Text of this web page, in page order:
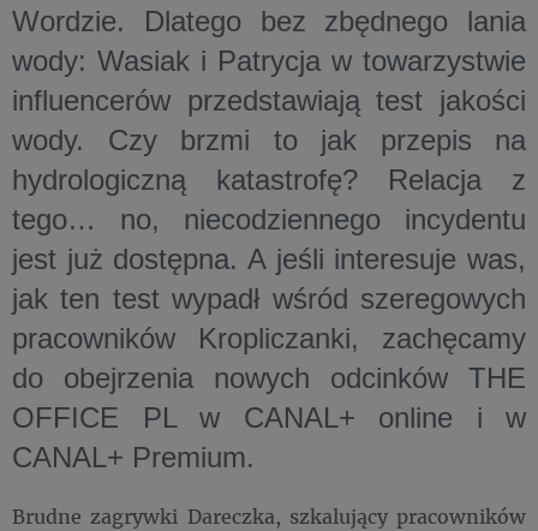
Wordzie. Dlatego bez zbędnego lania
wody: Wasiak i Patrycja w towarzystwie
influencerów przedstawiają test jakości
wody. Czy brzmi to jak przepis na
hydrologiczną katastrofę? Relacja z
tego… no, niecodziennego incydentu
jest już dostępna. A jeśli interesuje was,
jak ten test wypadł wśród szeregowych
pracowników Kropliczanki, zachęcamy
do obejrzenia nowych odcinków THE
OFFICE PL w CANAL+ online i w
CANAL+ Premium.
Brudne zagrywki Dareczka, szkalujący pracowników